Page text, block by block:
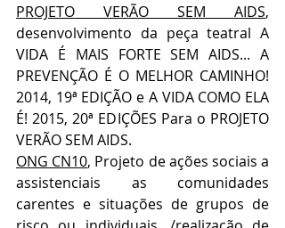
PROJETO VERÃO SEM AIDS,
desenvolvimento da peça teatral A
VIDA É MAIS FORTE SEM AIDS... A
PREVENÇÃO É O MELHOR CAMINHO!
2014, 19ª EDIÇÃO e A VIDA COMO ELA
É! 2015, 20ª EDIÇÕES Para o PROJETO
VERÃO SEM AIDS.
ONG CN10, Projeto de ações sociais a
assistenciais as comunidades
carentes e situações de grupos de